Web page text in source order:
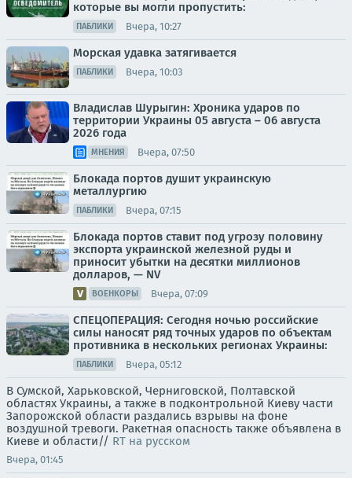
которые вы могли пропустить:
ПАБЛИКИ Вчера, 10:27
Морская удавка затягивается
ПАБЛИКИ Вчера, 10:03
Владислав Шурыгин: Хроника ударов по
территории Украины 05 августа – 06 августа
2026 года
МНЕНИЯ Вчера, 07:50
Блокада портов душит украинскую
металлургию
ПАБЛИКИ Вчера, 07:15
Блокада портов ставит под угрозу половину
экспорта украинской железной руды и
приносит убытки на десятки миллионов
долларов, — NV
ВОЕНКОРЫ Вчера, 07:09
СПЕЦОПЕРАЦИЯ: Сегодня ночью российские
силы наносят ряд точных ударов по объектам
противника в нескольких регионах Украины:
ПАБЛИКИ Вчера, 05:12
В Сумской, Харьковской, Черниговской, Полтавской
областях Украины, а также в подконтрольной Киеву части
Запорожской области раздались взрывы на фоне
воздушной тревоги. Ракетная опасность также объявлена в
Киеве и области// RT на русском
Вчера, 01:45